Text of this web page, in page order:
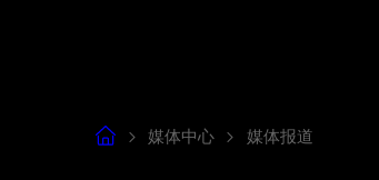
媒体中心 媒体报道